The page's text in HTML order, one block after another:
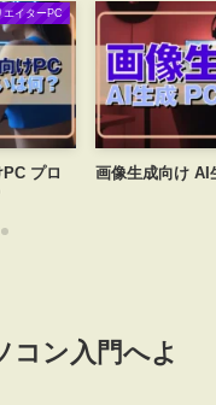
クリエイターPC
PC 構成ガイド
クリエイ
コン入門へよ